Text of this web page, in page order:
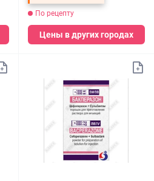
По рецепту
Цены в других городах